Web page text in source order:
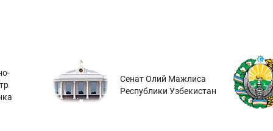
Сенат Олий Мажлиса
Республики Узбекистан